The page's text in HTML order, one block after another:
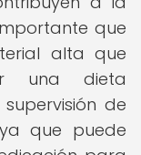
que
alta que
una dieta
de
que puede